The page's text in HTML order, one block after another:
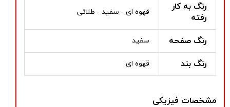
رنگ به کار
رفته
قهوه ای - سفید - طلائی
رنگ صفحه سفید
رنگ بند قهوه ای
مشخصات فیزیکی